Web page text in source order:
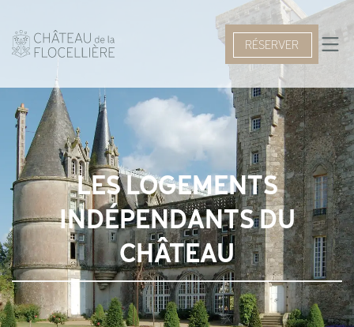
RÉSERVER
LES LOGEMENTS
INDÉPENDANTS DU
CHÂTEAU